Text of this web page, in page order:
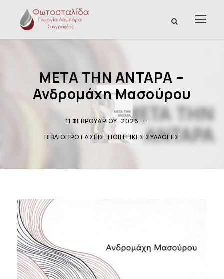
ΜΕΤΑ ΤΗΝ ΑΝΤΑΡΑ –
Ανδρομάχη Μασούρου
11 ΦΕΒΡΟΥΑΡΊΟΥ, 2026
ΒΙΒΛΙΟΠΡΟΤΆΣΕΙΣ, ΠΟΙΗΤΙΚΈΣ ΣΥΛΛΟΓΈΣ